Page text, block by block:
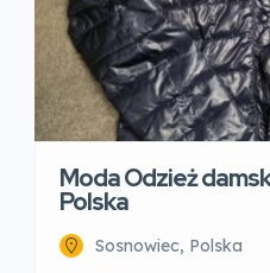
Moda Odzież
Polska
Sosnowiec, Polska